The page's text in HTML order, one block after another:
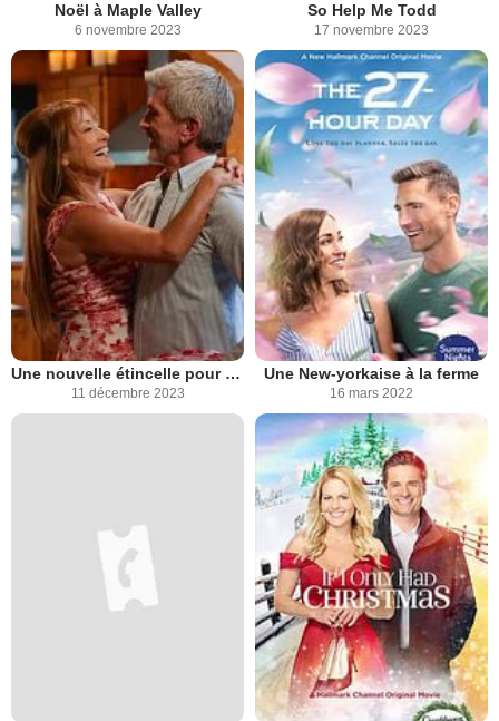
Noël à Maple Valley
6 novembre 2023
So Help Me Todd
17 novembre 2023
Une nouvelle étincelle pour Noël
11 décembre 2023
Une New-yorkaise à la ferme
16 mars 2022